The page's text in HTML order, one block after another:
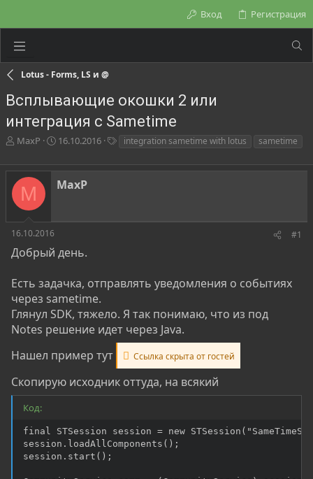
Вход Регистрация
Lotus - Forms, LS и @
Всплывающие окошки 2 или
интеграция с Sametime
А
т
о
т
м
ы
MaxP
Д
т
а
н
а
16.10.2016
г
integration sametime with lotus sametime
M MaxP
16.10.2016 #1
Добрый день.
Есть задачка, отправлять уведомления о событиях
через sametime.
Глянул SDK, тяжело. Я так понимаю, что из под
Notes решение идет через Java.
Нашел пример тут
Ссылка скрыта от гостей
Скопирую исходник оттуда, на всякий
Код:
final STSession session = new
session.loadAllComponents();
session.start();